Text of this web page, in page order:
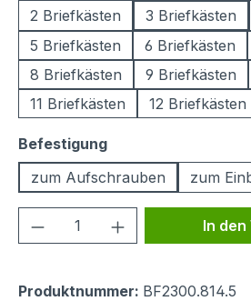
2 Briefkästen
3 Briefkästen
5 Briefkästen
6 Briefkästen
8 Briefkästen
9 Briefkästen
11 Briefkästen
12 Briefkästen
Befestigungauswählen
zum Aufschrauben
zum
Produkt Anzahl: Gib
In
Produktnummer: BF2300.814.5